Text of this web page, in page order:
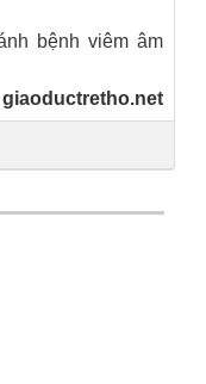
bệnh viêm âm
giaoductretho.net